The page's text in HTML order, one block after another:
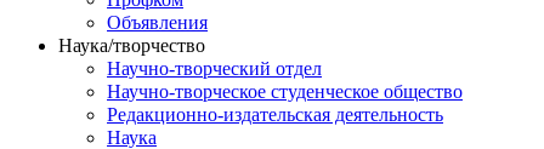
Объявления
Наука/творчество
Научно-творческий отдел
Научно-творческое студенческое общество
Редакционно-издательская деятельность
Наука